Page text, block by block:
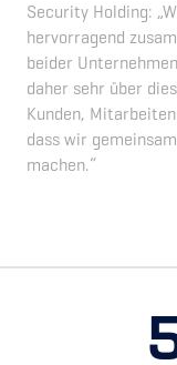
Security Holding:
hervorragend
beider
daher sehr über
Kunden,
dass wir
machen.“